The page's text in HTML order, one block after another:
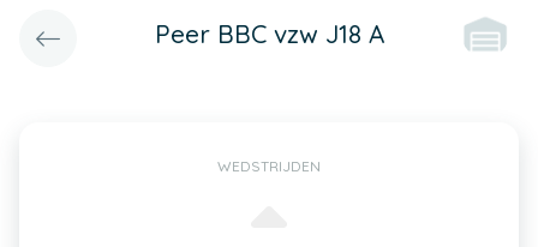
Peer BBC vzw J18 A
WEDSTRIJDEN